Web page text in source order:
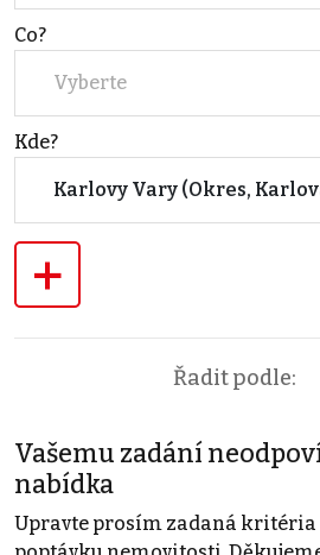
Co?
Vyberte
Kde?
Karlovy Vary (Okres,
+
Řadit podle:
Vašemu zadání
nabídka
Upravte prosím zadaná kritéria